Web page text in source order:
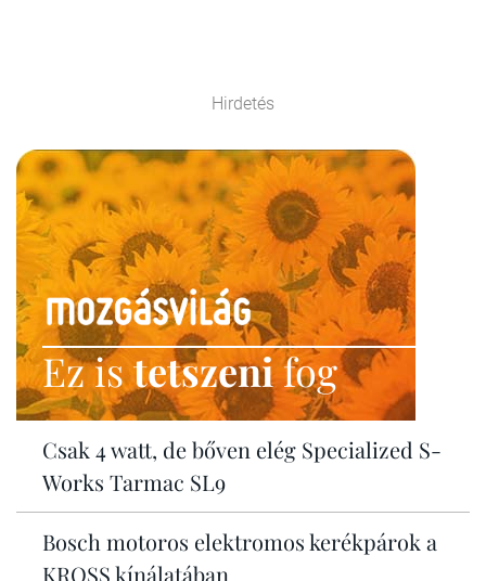
Hirdetés
Ez istetszenifog
Csak 4 watt, de bőven elég Specialized S-
Works Tarmac SL9
Bosch motoros elektromos kerékpárok a
KROSS kínálatában